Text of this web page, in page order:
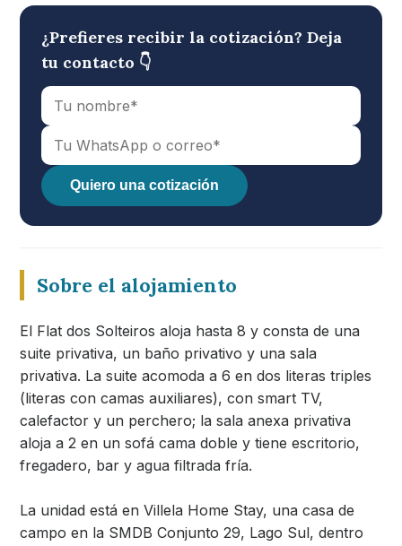
¿Prefieres recibir la cotización? Deja
tu contacto 👇
Quiero una cotización
Sobre el alojamiento
El Flat dos Solteiros aloja hasta 8 y consta de una
suite privativa, un baño privativo y una sala
privativa. La suite acomoda a 6 en dos literas triples
(literas con camas auxiliares), con smart TV,
calefactor y un perchero; la sala anexa privativa
aloja a 2 en un sofá cama doble y tiene escritorio,
fregadero, bar y agua filtrada fría.
La unidad está en Villela Home Stay, una casa de
campo en la SMDB Conjunto 29, Lago Sul, dentro